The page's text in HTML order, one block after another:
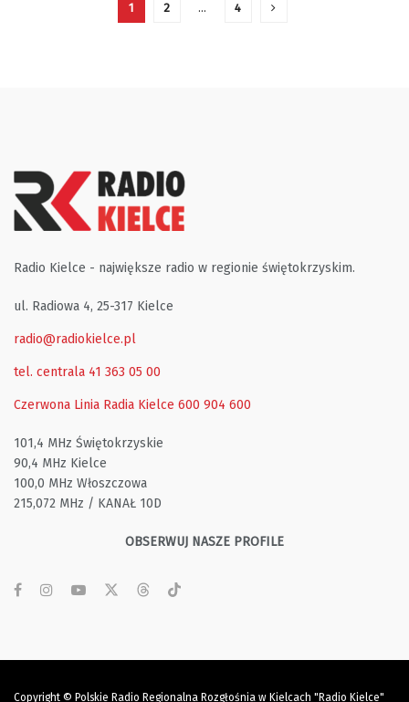
1 2 … 4
Radio Kielce - największe radio w regionie świętokrzyskim.
ul. Radiowa 4, 25-317 Kielce
radio@radiokielce.pl
tel. centrala 41 363 05 00
Czerwona Linia Radia Kielce 600 904 600
101,4 MHz Świętokrzyskie
90,4 MHz Kielce
100,0 MHz Włoszczowa
215,072 MHz / KANAŁ 10D
OBSERWUJ NASZE PROFILE
Copyright © Polskie Radio Regionalna Rozgłośnia w Kielcach "Radio Kielce"